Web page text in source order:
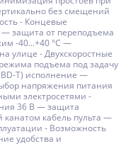
без смещений
- Концевые
защита от переподъема
-40...+40 °C —
улице - Двухскоростные
подъема под задачу
Т) исполнение —
напряжения питания
электросетями -
36 В — защита
кабель пульта —
- Возможность
удобства и